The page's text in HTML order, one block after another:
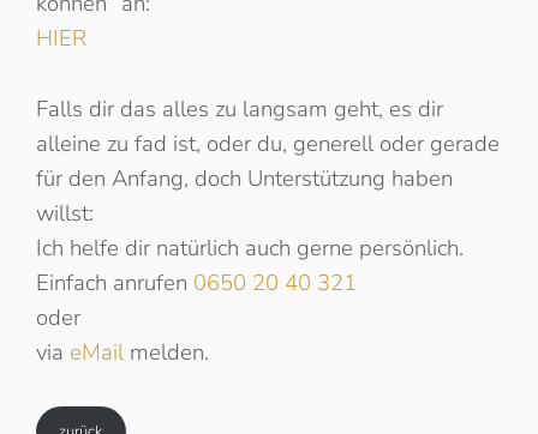
HIER
Falls dir das alles zu langsam geht, es dir
alleine zu fad ist, oder du, generell oder gerade
für den Anfang, doch Unterstützung haben
willst:
Ich helfe dir natürlich auch gerne persönlich.
Einfach anrufen 0650 20 40 321
oder
via eMail melden.